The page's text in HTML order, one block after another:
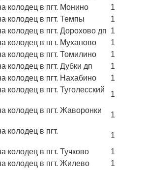
колодец в пгт. Монино
1
колодец в пгт. Темпы
1
колодец в пгт. Дорохово дп 1
колодец в пгт. Муханово
1
колодец в пгт. Томилино
1
колодец в пгт. Дубки дп
1
колодец в пгт. Нахабино
1
колодец в пгт. Туголесский
1
колодец в пгт. Жаворонки
1
колодец в пгт.
1
колодец в пгт. Тучково
1
колодец в пгт. Жилево
1